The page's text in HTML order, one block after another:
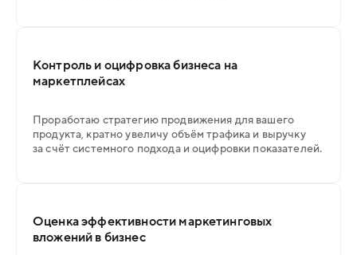
Контроль и оцифровка бизнеса на
маркетплейсах
Проработаю стратегию продвижения для вашего
продукта, кратно увеличу объём трафика и выручку
за счёт системного подхода и оцифровки показателей.
Оценка эффективности маркетинговых
вложений в бизнес